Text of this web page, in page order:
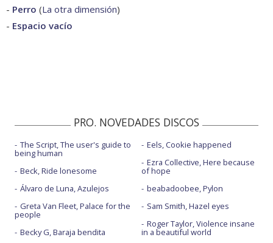
- Perro (La otra dimensión)
- Espacio vacío
PRO. NOVEDADES DISCOS
The Script, The user's guide to
being human
Beck, Ride lonesome
Álvaro de Luna, Azulejos
Greta Van Fleet, Palace for the
people
Becky G, Baraja bendita
Eels, Cookie happened
Ezra Collective, Here because
of hope
beabadoobee, Pylon
Sam Smith, Hazel eyes
Roger Taylor, Violence insane
in a beautiful world